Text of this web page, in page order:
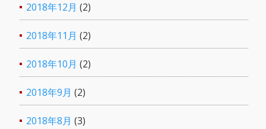
2018年12月 (2)
2018年11月 (2)
2018年10月 (2)
2018年9月 (2)
2018年8月 (3)